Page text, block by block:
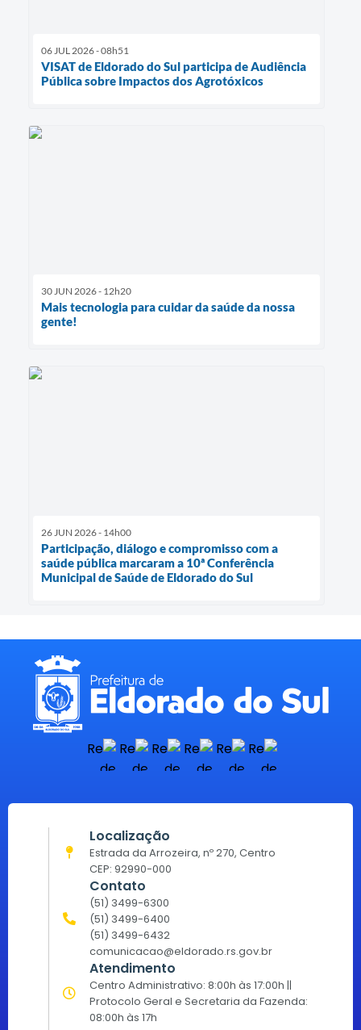
06 JUL 2026 - 08h51
VISAT de Eldorado do Sul participa de Audiência
Pública sobre Impactos dos Agrotóxicos
30 JUN 2026 - 12h20
Mais tecnologia para cuidar da saúde da nossa
gente!
26 JUN 2026 - 14h00
Participação, diálogo e compromisso com a
saúde pública marcaram a 10ª Conferência
Municipal de Saúde de Eldorado do Sul
Localização
Estrada da Arrozeira, nº 270, Centro
CEP: 92990-000
Contato
(51) 3499-6300
(51) 3499-6400
(51) 3499-6432
comunicacao@eldorado.rs.gov.br
Atendimento
Centro Administrativo: 8:00h às 17:00h ||
Protocolo Geral e Secretaria da Fazenda:
08:00h às 17h